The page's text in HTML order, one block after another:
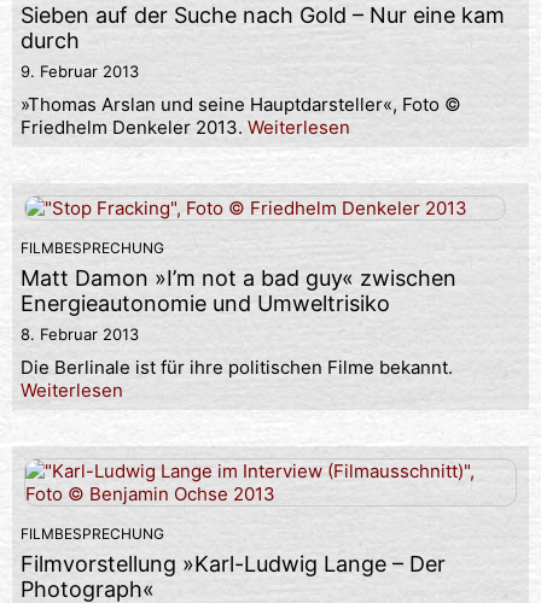
Sieben auf der Suche nach Gold – Nur eine kam
durch
9. Februar 2013
»Thomas Arslan und seine Hauptdarsteller«, Foto ©
Friedhelm Denkeler 2013. Weiterlesen
FILMBESPRECHUNG
Matt Damon »I’m not a bad guy« zwischen
Energieautonomie und Umweltrisiko
8. Februar 2013
Die Berlinale ist für ihre politischen Filme bekannt.
Weiterlesen
FILMBESPRECHUNG
Filmvorstellung »Karl-Ludwig Lange – Der
Photograph«